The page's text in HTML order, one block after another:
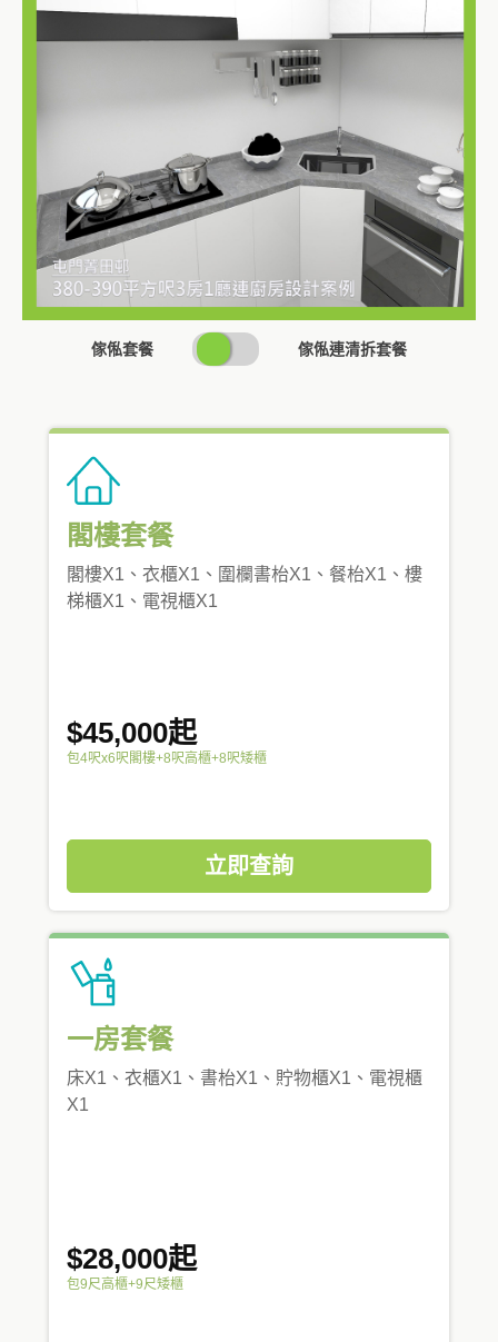
傢俬套餐
SWITCH
PRICING
傢俬連清拆套餐
閣樓套餐
閣樓X1、衣櫃X1、圍欄書枱X1、餐枱X1、樓
梯櫃X1、電視櫃X1
$45,000起
包4呎x6呎閣樓+8呎高櫃+8呎矮櫃
立即查詢
一房套餐
床X1、衣櫃X1、書枱X1、貯物櫃X1、電視櫃
X1
$28,000起
包9尺高櫃+9尺矮櫃